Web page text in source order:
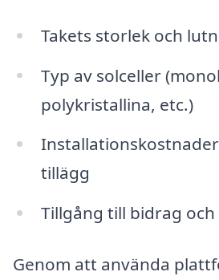
Takets storlek och
Typ av solceller
polykristallina, etc.)
tillägg
Tillgång till bidrag
Genom att använda